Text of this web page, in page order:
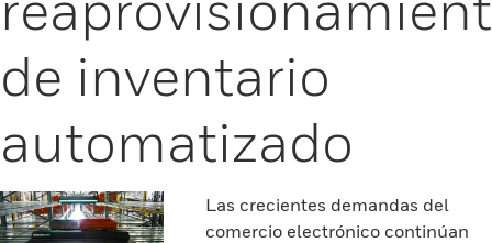
de inventario
automatizado
Las crecientes demandas del
comercio electrónico continúan